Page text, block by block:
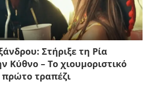
Στήριξε τη Ρία
Κύθνο – Το χιουμοριστικό
τραπέζι